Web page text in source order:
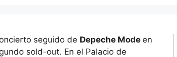
seguido de Depeche Mode en
sold-out. En el Palacio de